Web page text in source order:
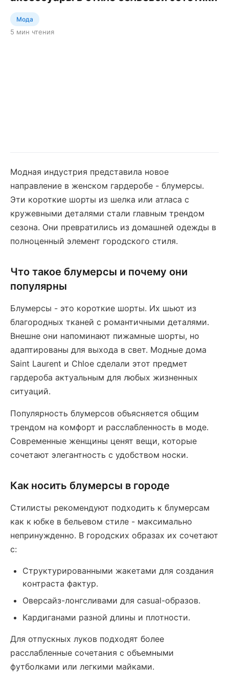
Мода
5 мин чтения
Модная индустрия представила новое
направление в женском гардеробе - блумерсы.
Эти короткие шорты из шелка или атласа с
кружевными деталями стали главным трендом
сезона. Они превратились из домашней одежды в
полноценный элемент городского стиля.
Что такое блумерсы и почему они
популярны
Блумерсы - это короткие шорты. Их шьют из
благородных тканей с романтичными деталями.
Внешне они напоминают пижамные шорты, но
адаптированы для выхода в свет. Модные дома
Saint Laurent и Chloe сделали этот предмет
гардероба актуальным для любых жизненных
ситуаций.
Популярность блумерсов объясняется общим
трендом на комфорт и расслабленность в моде.
Современные женщины ценят вещи, которые
сочетают элегантность с удобством носки.
Как носить блумерсы в городе
Стилисты рекомендуют подходить к блумерсам
как к юбке в бельевом стиле - максимально
непринужденно. В городских образах их сочетают
с:
Структурированными жакетами для создания
контраста фактур.
Оверсайз-лонгсливами для casual-образов.
Кардиганами разной длины и плотности.
Для отпускных луков подходят более
расслабленные сочетания с объемными
футболками или легкими майками.